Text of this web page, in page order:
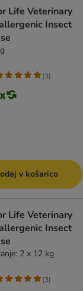
Life Veterinary
Insect
(3)
v košarico
Life Veterinary
Insect
2 x 12 kg
(3)